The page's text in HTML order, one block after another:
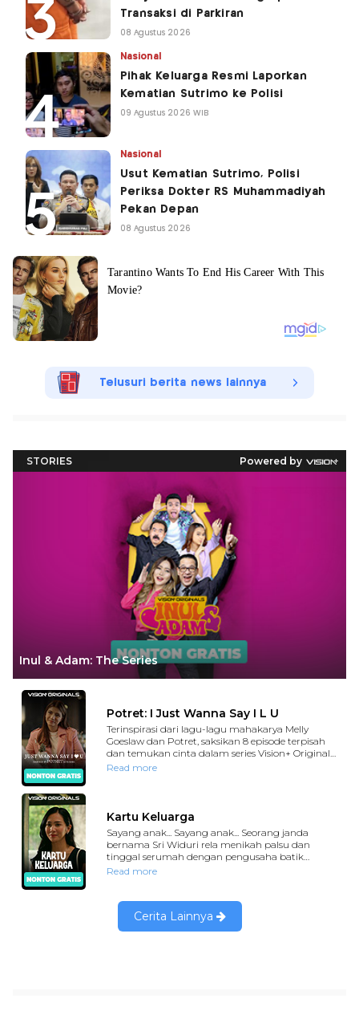
Transaksi di Parkiran
08 Agustus 2026
Nasional
Pihak Keluarga Resmi Laporkan
Kematian Sutrimo ke Polisi
09 Agustus 2026 WIB
Nasional
Usut Kematian Sutrimo, Polisi
Periksa Dokter RS Muhammadiyah
Pekan Depan
08 Agustus 2026
Telusuri berita news lainnya